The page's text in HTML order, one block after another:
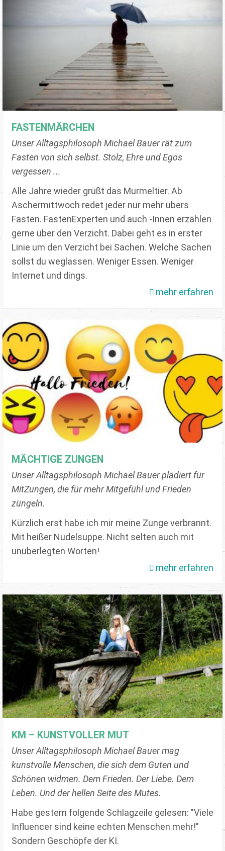
FASTENMÄRCHEN
Unser Alltagsphilosoph Michael Bauer rät zum
Fasten von sich selbst. Stolz, Ehre und Egos
vergessen ...
Alle Jahre wieder grüßt das Murmeltier. Ab
Aschermittwoch redet jeder nur mehr übers
Fasten. FastenExperten und auch -Innen erzählen
gerne über den Verzicht. Dabei geht es in erster
Linie um den Verzicht bei Sachen. Welche Sachen
sollst du weglassen. Weniger Essen. Weniger
Internet und dings.
mehr erfahren
MÄCHTIGE ZUNGEN
Unser Alltagsphilosoph Michael Bauer plädiert für
MitZungen, die für mehr Mitgefühl und Frieden
züngeln.
Kürzlich erst habe ich mir meine Zunge verbrannt.
Mit heißer Nudelsuppe. Nicht selten auch mit
unüberlegten Worten!
mehr erfahren
KM – KUNSTVOLLER MUT
Unser Alltagsphilosoph Michael Bauer mag
kunstvolle Menschen, die sich dem Guten und
Schönen widmen. Dem Frieden. Der Liebe. Dem
Leben. Und der hellen Seite des Mutes.
Habe gestern folgende Schlagzeile gelesen: "Viele
Influencer sind keine echten Menschen mehr!"
Sondern Geschöpfe der KI.